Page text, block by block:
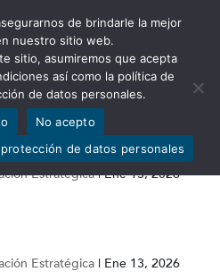
herramientas
Estratégica|Ene 13, 2026
Estratégica | Ene 13, 2026
de brindarle la mejor
nuestro sitio web.
sitio, asumiremos que acepta
así como la política de
de datos personales.
No acepto
de datos personales